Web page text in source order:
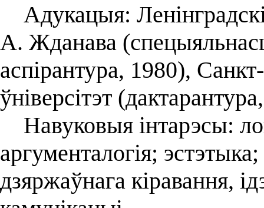
Адукацыя:
А. Жданава
аспірантура, 1980),
ўніверсітэт
Навуковыя інтарэсы:
аргументалогія;
дзяржаўнага кіравання,